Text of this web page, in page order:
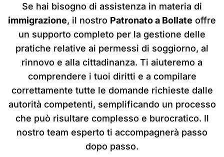
Se hai bisogno di assistenza in materia di
immigrazione, il nostro Patronato a Bollate offre
un supporto completo per la gestione delle
pratiche relative ai permessi di soggiorno, al
rinnovo e alla cittadinanza. Ti aiuteremo a
comprendere i tuoi diritti e a compilare
correttamente tutte le domande richieste dalle
autorità competenti, semplificando un processo
che può risultare complesso e burocratico. Il
nostro team esperto ti accompagnerà passo
dopo passo.